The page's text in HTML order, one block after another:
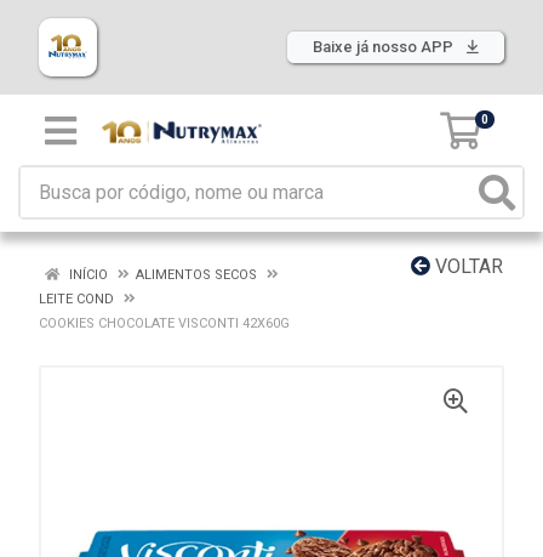
Baixe já nosso APP
0
VOLTAR
INÍCIO
ALIMENTOS SECOS
LEITE COND
COOKIES CHOCOLATE VISCONTI 42X60G